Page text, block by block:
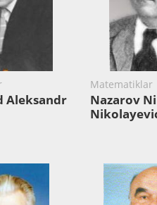
Aleksandr
Matematiklar
Nazarov